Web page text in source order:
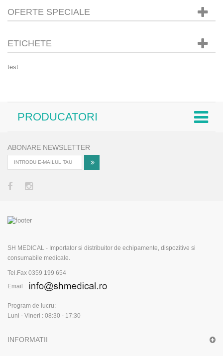
OFERTE SPECIALE
ETICHETE
test
PRODUCATORI
ABONARE NEWSLETTER
SH MEDICAL - Importator si distribuitor de echipamente, dispozitive si
consumabile medicale.
Tel.Fax 0359 199 654
Email
Program de lucru:
Luni - Vineri : 08:30 - 17:30
INFORMATII